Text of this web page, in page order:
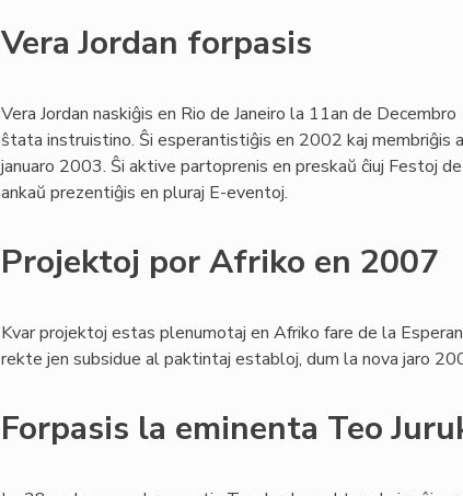
Vera Jordan forpasis
Vera Jordan naskiĝis en Rio de Janeiro la 11an de
ŝtata instruistino. Ŝi esperantistiĝis en 2002 kaj membriĝis
januaro 2003. Ŝi aktive partoprenis en preskaŭ ĉiuj Festoj
ankaŭ prezentiĝis en pluraj E-eventoj.
Projektoj por Afriko en 2007
Kvar projektoj estas plenumotaj en Afriko fare de la
rekte jen subsidue al paktintaj establoj, dum la nova jaro
Forpasis la eminenta Teo